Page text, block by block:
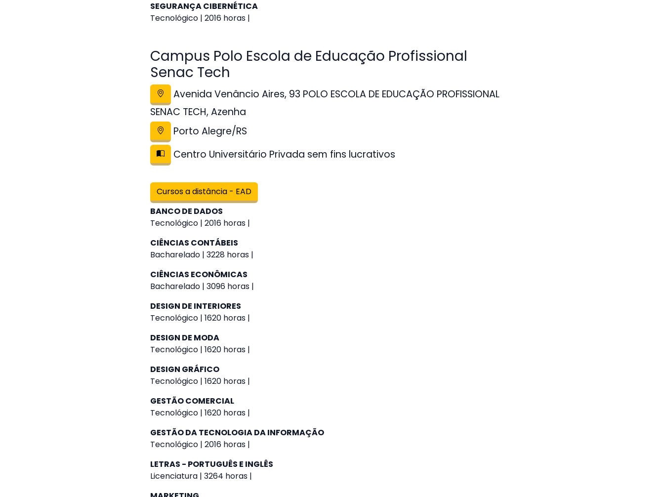
SEGURANÇA CIBERNÉTICA
Tecnológico | 2016 horas |
Campus Polo Escola de Educação Profissional
Senac Tech
Avenida Venâncio Aires, 93 POLO ESCOLA DE EDUCAÇÃO PROFISSIONAL
SENAC TECH, Azenha
Porto Alegre/RS
Centro Universitário Privada sem fins lucrativos
Cursos a distância - EAD
BANCO DE DADOS
Tecnológico | 2016 horas |
CIÊNCIAS CONTÁBEIS
Bacharelado | 3228 horas |
CIÊNCIAS ECONÔMICAS
Bacharelado | 3096 horas |
DESIGN DE INTERIORES
Tecnológico | 1620 horas |
DESIGN DE MODA
Tecnológico | 1620 horas |
DESIGN GRÁFICO
Tecnológico | 1620 horas |
GESTÃO COMERCIAL
Tecnológico | 1620 horas |
GESTÃO DA TECNOLOGIA DA INFORMAÇÃO
Tecnológico | 2016 horas |
LETRAS - PORTUGUÊS E INGLÊS
Licenciatura | 3264 horas |